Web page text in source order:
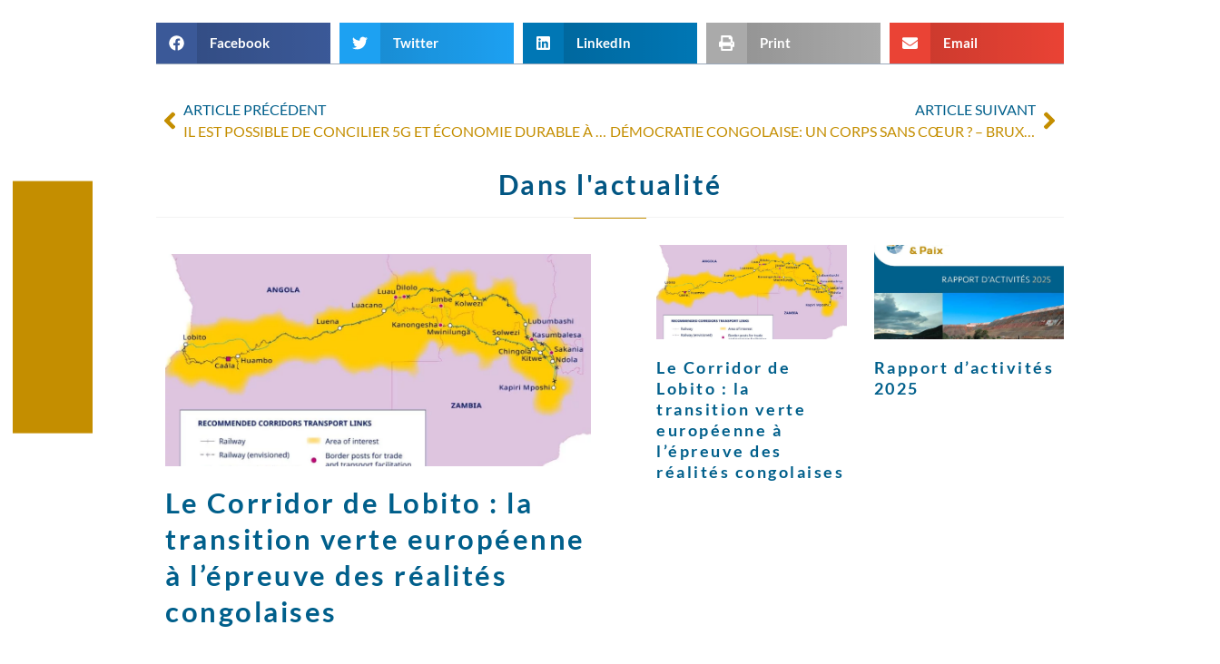
Facebook Twitter LinkedIn Print Email
ARTICLE PRÉCÉDENT
ARTICLE SUIVANT
DÉMOCRATIE CONGOLAISE: UN CORPS SANS CŒUR ? – BRUXELLES MA BELGE, RCF
Dans l'actualité
Le Corridor de Lobito : la
transition verte européenne
à l’épreuve des réalités
congolaises
Le Corridor de
Lobito : la
transition verte
européenne à
l’épreuve des
réalités congolaises
Rapport d’activités
2025